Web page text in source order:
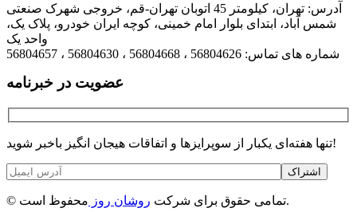
آدرس: تهران، کیلومتر 45 اتوبان تهران-قم، خروجی شهرک صنعتی
شمس آباد، ابتدای بلوار امام خمینی، کوچه ایران خودرو، پلاک یک،
واحد یک
شماره های تماس: 56804626 ، 56804668 ، 56804630 ، 56804657
عضویت در خبرنامه
تنها هفته‌ای یکبار از سوپرایزها و اتفاقات هیجان انگیز باخبر شوید!
اشتراک
© تمامی حقوق برای شرکت روشان روز محفوظ است.